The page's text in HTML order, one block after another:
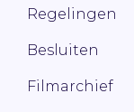
Regelingen
Besluiten
Filmarchief